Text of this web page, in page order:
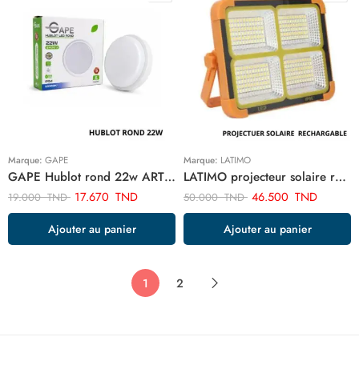
Marque: GAPE
GAPE Hublot rond 22w ART03636
19.000TND 17.670 TND
Ajouter au panier
Marque: LATIMO
LATIMO projecteur solaire rechargable ART03652
50.000TND 46.500 TND
Ajouter au panier
1 2